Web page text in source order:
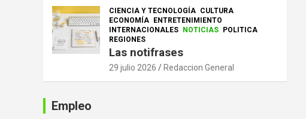
CIENCIA Y TECNOLOGÍA CULTURA
ECONOMÍA
ENTRETENIMIENTO
INTERNACIONALES
NOTICIAS
POLITICA
REGIONES
Las notifrases
29 julio 2026 Redaccion General
Empleo